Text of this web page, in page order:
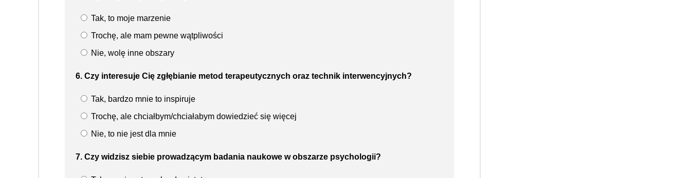
Tak, to moje marzenie
Trochę, ale mam pewne wątpliwości
Nie, wolę inne obszary
6. Czy interesuje Cię zgłębianie metod terapeutycznych oraz technik interwencyjnych?
Tak, bardzo mnie to inspiruje
Trochę, ale chciałbym/chciałabym dowiedzieć się więcej
Nie, to nie jest dla mnie
7. Czy widzisz siebie prowadzącym badania naukowe w obszarze psychologii?